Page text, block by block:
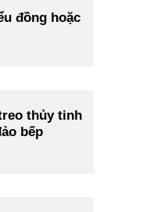
đồng hoặc
thủy tinh
bếp